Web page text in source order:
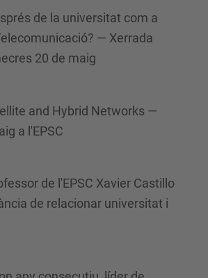
de la universitat com a
— Xerrada
20 de maig
and Hybrid Networks —
a l'EPSC
de l'EPSC Xavier Castillo
de relacionar universitat i